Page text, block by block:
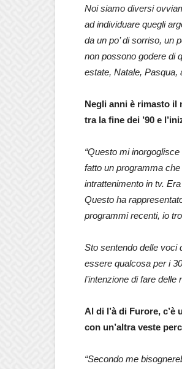
Noi siamo diversi
ad individuare quegli
da un po’ di sorriso, un
non possono godere di
estate, Natale, Pasqua,
Negli anni è rimasto il
tra la fine dei ’90 e
“Questo mi
fatto un programma
intrattenimento in tv.
Questo ha
programmi recenti, io
Sto sentendo delle voci
essere qualcosa per i
l’intenzione di fare delle
Al di l’à di Furore,
con un’altra veste
“Secondo me